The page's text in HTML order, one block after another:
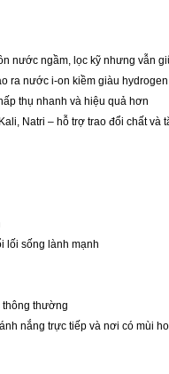
nước ngầm, lọc kỹ nhưng vẫn
ra nước i-on kiềm giàu hydrogen
thụ nhanh và hiệu quả hơn
Natri – hỗ trợ trao đổi chất và
lối sống lành mạnh
thường
nắng trực tiếp và nơi có mùi